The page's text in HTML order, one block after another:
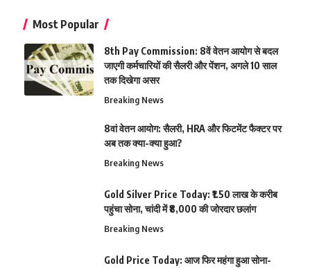
Most Popular
8th Pay Commission: 8वें वेतन आयोग से बदल
जाएगी कर्मचारियों की सैलरी और पेंशन, अगले 10 साल
तक दिखेगा असर
Breaking News
8वां वेतन आयोग: सैलरी, HRA और फिटमेंट फैक्टर पर
अब तक क्या-क्या हुआ?
Breaking News
Gold Silver Price Today: ₹1.50 लाख के करीब
पहुंचा सोना, चांदी में ₹8,000 की जोरदार छलांग
Breaking News
Gold Price Today: आज फिर महंगा हुआ सोना-